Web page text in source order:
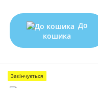
До
кошика
Закінчується